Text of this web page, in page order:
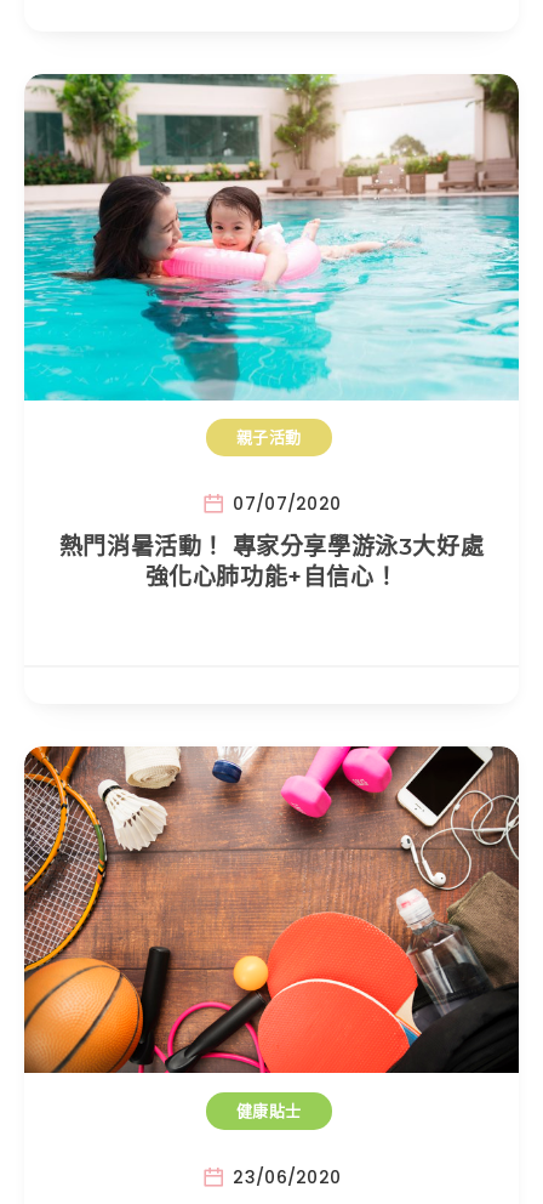
親子活動
07/07/2020
熱門消暑活動！ 專家分享學游泳3大好處
強化心肺功能+自信心！
健康貼士
23/06/2020